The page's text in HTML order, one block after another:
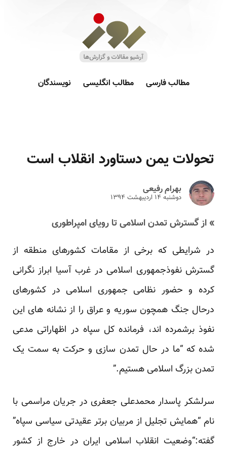
مطالب فارسی مطالب انگلیسی نویسندگان
تحولات یمن دستاورد انقلاب است
بهرام رفیعی
دوشنبه ۱۴ ارديبهشت ۱۳۹۴
» از گسترش تمدن اسلامی تا رویای امپراطوری
در شرایطی که برخی از مقامات کشورهای منطقه از
گسترش نفوذجمهوری اسلامی در غرب آسیا ابراز نگرانی
کرده و حضور نظامی جمهوری اسلامی در کشورهای
درحال جنگ همچون سوریه و عراق را از نشانه های این
نفوذ برشمرده اند، فرمانده کل سپاه در اظهاراتی مدعی
شده که “ما در حال تمدن سازی و حرکت به سمت یک
تمدن بزرگ اسلامی هستیم.”
سرلشکر پاسدار محمدعلی جعفری در جریان مراسمی با
نام “همایش تجلیل از مربیان برتر عقیدتی سیاسی سپاه”
گفته:“وضعیت انقلاب اسلامی ایران در خارج از کشور